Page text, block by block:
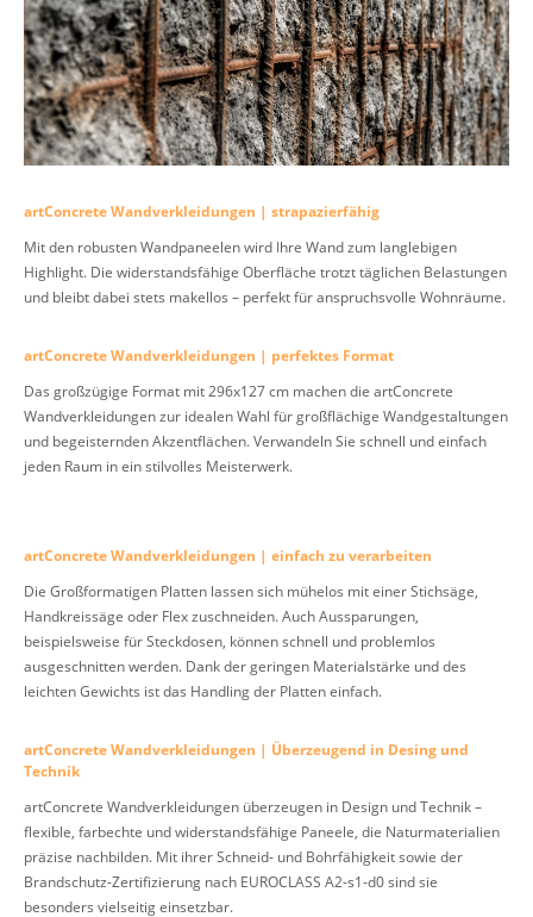
artConcrete Wandverkleidungen | strapazierfähig
Mit den robusten Wandpaneelen wird Ihre Wand zum langlebigen
Highlight. Die widerstandsfähige Oberfläche trotzt täglichen Belastungen
und bleibt dabei stets makellos – perfekt für anspruchsvolle Wohnräume.
artConcrete Wandverkleidungen | perfektes Format
Das großzügige Format mit 296x127 cm machen die artConcrete
Wandverkleidungen zur idealen Wahl für großflächige Wandgestaltungen
und begeisternden Akzentflächen. Verwandeln Sie schnell und einfach
jeden Raum in ein stilvolles Meisterwerk.
artConcrete Wandverkleidungen | einfach zu verarbeiten
Die Großformatigen Platten lassen sich mühelos mit einer Stichsäge,
Handkreissäge oder Flex zuschneiden. Auch Aussparungen,
beispielsweise für Steckdosen, können schnell und problemlos
ausgeschnitten werden. Dank der geringen Materialstärke und des
leichten Gewichts ist das Handling der Platten einfach.
artConcrete Wandverkleidungen | Überzeugend in Desing und
Technik
artConcrete Wandverkleidungen überzeugen in Design und Technik –
flexible, farbechte und widerstandsfähige Paneele, die Naturmaterialien
präzise nachbilden. Mit ihrer Schneid- und Bohrfähigkeit sowie der
Brandschutz-Zertifizierung nach EUROCLASS A2-s1-d0 sind sie
besonders vielseitig einsetzbar.